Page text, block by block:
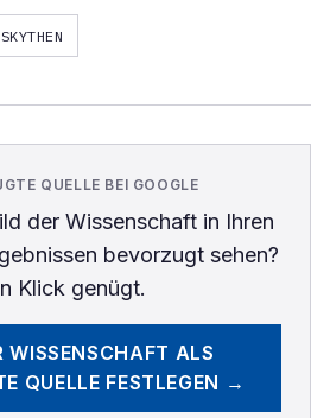
SKYTHEN
QUELLE BEI GOOGLE
der Wissenschaftin Ihren
bevorzugt sehen?
Klick genügt.
WISSENSCHAFT ALS
QUELLE FESTLEGEN →